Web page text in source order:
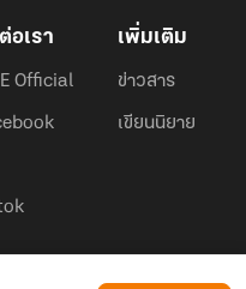
อเรา
Official
เพิ่มเติม
ข่าวสาร
เขียนนิยาย